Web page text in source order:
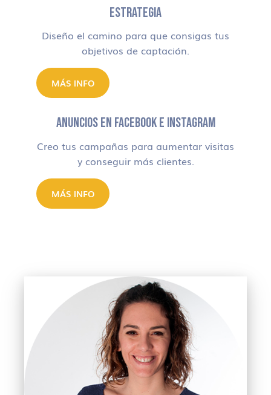
ESTRATEGIA
Diseño el camino para que consigas tus
objetivos de captación.
MÁS INFO
ANUNCIOS EN FACEBOOK E INSTAGRAM
Creo tus campañas para aumentar visitas
y conseguir más clientes.
MÁS INFO